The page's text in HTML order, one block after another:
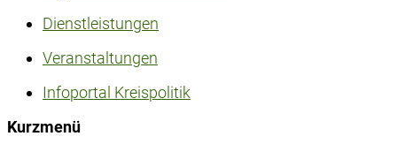
Dienstleistungen
Veranstaltungen
Infoportal Kreispolitik
Kurzmenü